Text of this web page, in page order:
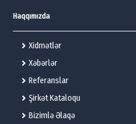
Haqqımızda
Xidmətlər
Xəbərlər
Referanslar
Şirkət Kataloqu
Bizimlə Əlaqə